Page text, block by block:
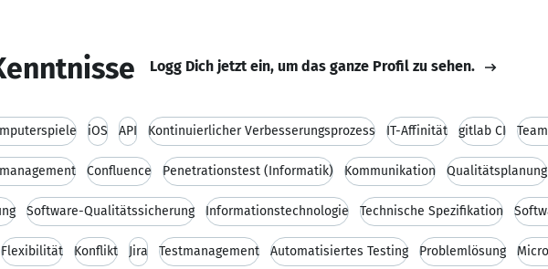
Logg Dich jetzt ein, um das ganze Profil zu sehen.
iOS API Kontinuierlicher Verbesserungsprozess IT-Affinität gitlab CI
Confluence Penetrationstest (Informatik) Kommunikation Qualitätsplanung
Software-Qualitätssicherung Informationstechnologie Technische Spezifikation
Flexibilität Konflikt Jira Testmanagement Automatisiertes Testing Problemlösung